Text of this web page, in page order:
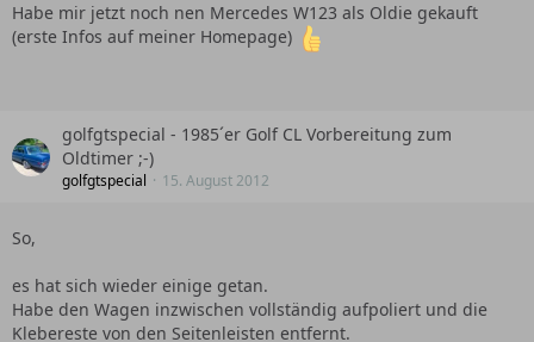
Habe mir jetzt noch nen Mercedes W123 als Oldie gekauft
(erste Infos auf meiner Homepage)
golfgtspecial - 1985´er Golf CL Vorbereitung zum
Oldtimer ;-)
golfgtspecial 15. August 2012
So,
es hat sich wieder einige getan.
Habe den Wagen inzwischen vollständig aufpoliert und die
Klebereste von den Seitenleisten entfernt.